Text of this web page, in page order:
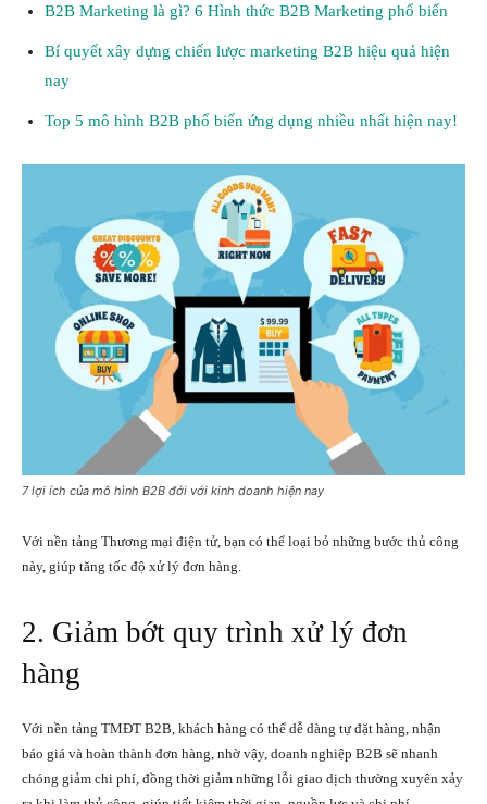
B2B Marketing là gì? 6 Hình thức B2B Marketing phổ biến
Bí quyết xây dựng chiến lược marketing B2B hiệu quả hiện
nay
Top 5 mô hình B2B phổ biến ứng dụng nhiều nhất hiện nay!
7 lợi ích của mô hình B2B đới với kinh doanh hiện nay
Với nền tảng Thương mại điện tử, bạn có thể loại bỏ những bước thủ công
này, giúp tăng tốc độ xử lý đơn hàng.
2. Giảm bớt quy trình xử lý đơn
hàng
Với nền tảng TMĐT B2B, khách hàng có thể dễ dàng tự đặt hàng, nhận
báo giá và hoàn thành đơn hàng, nhờ vậy, doanh nghiệp B2B sẽ nhanh
chóng giảm chi phí, đồng thời giảm những lỗi giao dịch thường xuyên xảy